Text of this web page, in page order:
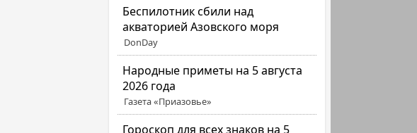
Беспилотник сбили над
акваторией Азовского моря
DonDay
Народные приметы на 5 августа
2026 года
Газета «Приазовье»
Гороскоп для всех знаков на 5